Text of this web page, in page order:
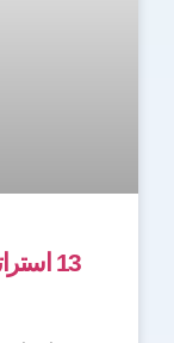
13